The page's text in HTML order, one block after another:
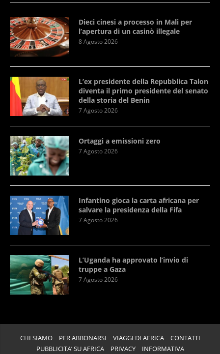
Dieci cinesi a processo in Mali per
l’apertura di un casinò illegale
8 Agosto 2026
L’ex presidente della Repubblica Talon
diventa il primo presidente del senato
della storia del Benin
7 Agosto 2026
Ortaggi a emissioni zero
7 Agosto 2026
Infantino gioca la carta africana per
salvare la presidenza della Fifa
7 Agosto 2026
L’Uganda ha approvato l’invio di
truppe a Gaza
7 Agosto 2026
CHI SIAMO PER ABBONARSI VIAGGI DI AFRICA
CONTATTI
PUBBLICITA’ SU AFRICA
PRIVACY INFORMATIVA